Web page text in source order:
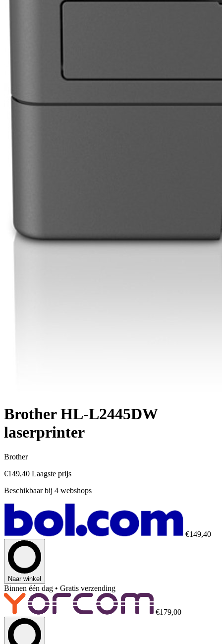
Brother HL-L2445DW
laserprinter
Brother
€149,40 Laagste prijs
Beschikbaar bij 4 webshops
€149,40
Naar winkel
Binnen één dag • Gratis verzending
€179,00